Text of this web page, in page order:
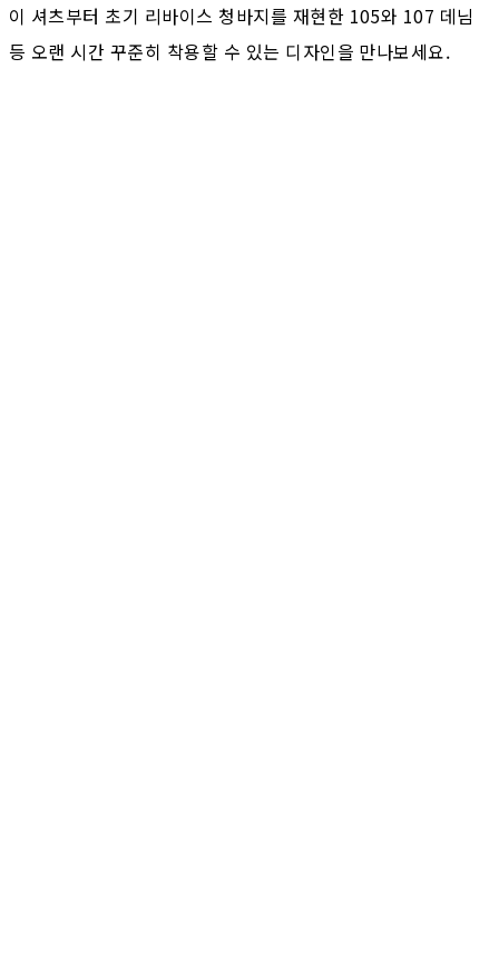
이 셔츠부터 초기 리바이스 청바지를 재현한 105와 107 데님
등 오랜 시간 꾸준히 착용할 수 있는 디자인을 만나보세요.